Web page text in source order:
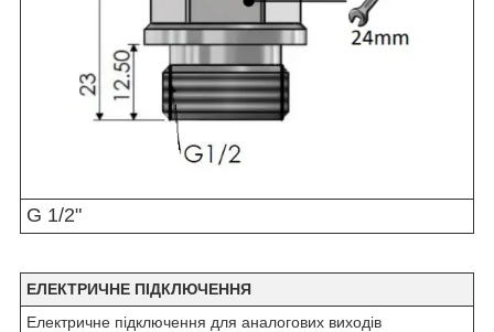
G 1/2"
ЕЛЕКТРИЧНЕ ПІДКЛЮЧЕННЯ
Електричне підключення для аналогових виходів